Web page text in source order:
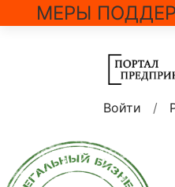
МЕРЫ
Войти /